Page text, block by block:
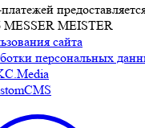
MEISTER
сайта
персональных